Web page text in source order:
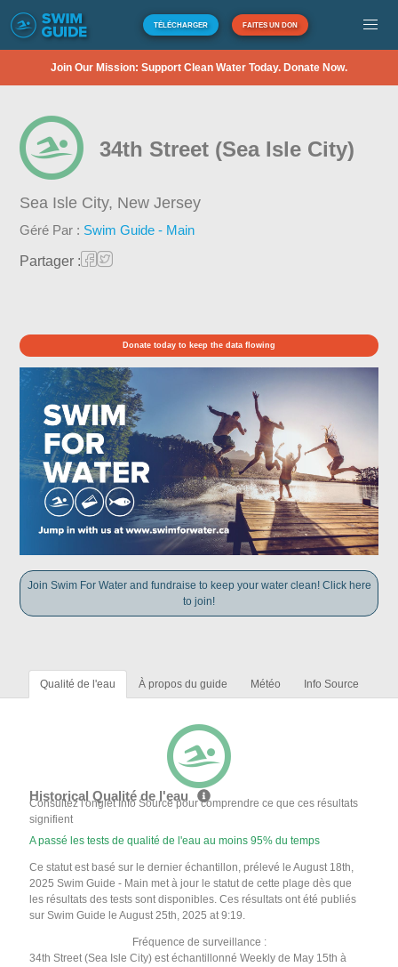
TÉLÉCHARGER FAITES UN DON
Join Our Mission: Support Clean Water Today. Donate Now.
34th Street (Sea Isle City)
Sea Isle City, New Jersey
Géré Par : Swim Guide - Main
Partager :
Donate today to keep the data flowing
Join Swim For Water and fundraise to keep your water clean! Click here
to join!
Qualité de l'eau À propos du guide Météo Info Source
Historical Qualité de l'eau
Consultez l'onglet Info Source pour comprendre ce que ces résultats
signifient
A passé les tests de qualité de l'eau au moins 95% du temps
Ce statut est basé sur le dernier échantillon, prélevé le August 18th,
2025 Swim Guide - Main met à jour le statut de cette plage dès que
les résultats des tests sont disponibles. Ces résultats ont été publiés
sur Swim Guide le August 25th, 2025 at 9:19.
Fréquence de surveillance :
34th Street (Sea Isle City) est échantillonné Weekly de May 15th à